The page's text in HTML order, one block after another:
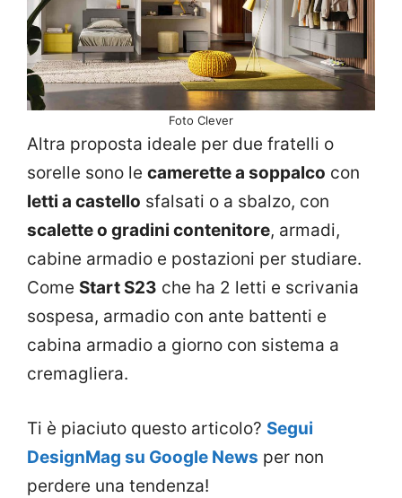
Foto Clever
Altra proposta ideale per due fratelli o
sorelle sono le camerette a soppalco con
letti a castello sfalsati o a sbalzo, con
scalette o gradini contenitore, armadi,
cabine armadio e postazioni per studiare.
Come Start S23 che ha 2 letti e scrivania
sospesa, armadio con ante battenti e
cabina armadio a giorno con sistema a
cremagliera.
Ti è piaciuto questo articolo? Segui
DesignMag su Google News per non
perdere una tendenza!